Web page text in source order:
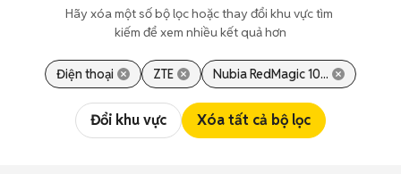
Hãy xóa một số bộ lọc hoặc thay đổi khu vực tìm
kiếm để xem nhiều kết quả hơn
Điện thoại ZTE Nubia RedMagic 10...
Đổi khu vực Xóa tất cả bộ lọc